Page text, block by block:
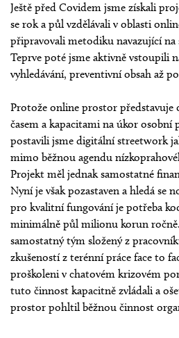
Ještě před Covidem jsme získali
se rok a půl vzdělávali v oblasti
připravovali metodiku navazující na
Teprve poté jsme aktivně vstoupili
vyhledávání, preventivní obsah až
Protože online prostor představuje
časem a kapacitami na úkor osobní
postavili jsme digitální streetwork
mimo běžnou agendu
Projekt měl jednak samostatné
Nyní je však pozastaven a hledá se
pro kvalitní fungování je potřeba
minimálně půl milionu korun
samostatný tým složený z
zkušeností z terénní práce face to
proškoleni v chatovém krizovém
tuto činnost kapacitně zvládali a
prostor pohltil běžnou činnost